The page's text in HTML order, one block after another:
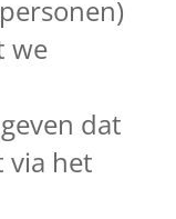
we
dat
via het